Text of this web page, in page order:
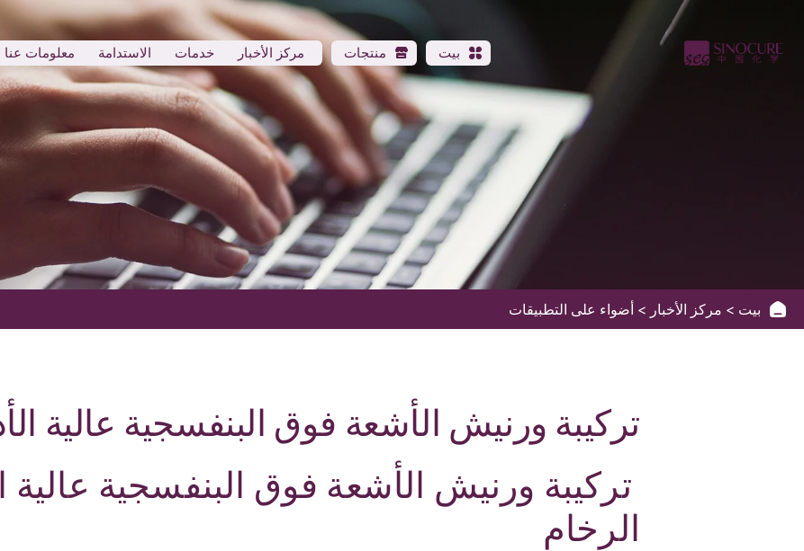
Varnish
بيت منتجات مركز الأخبار خدمات الاستدامة معلومات عنا
بيت مركز الأخبار أضواء على التطبيقات
تركيبة ورنيش الأشعة فوق البنفسجية عالية
تركيبة ورنيش الأشعة فوق البنفسجية عالية
الرخام